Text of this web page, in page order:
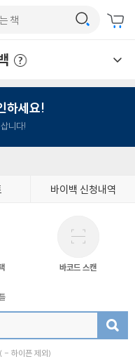
하세요!
니다!
바이백 신청내역
바코드 스캔
( - 하이픈 제외)